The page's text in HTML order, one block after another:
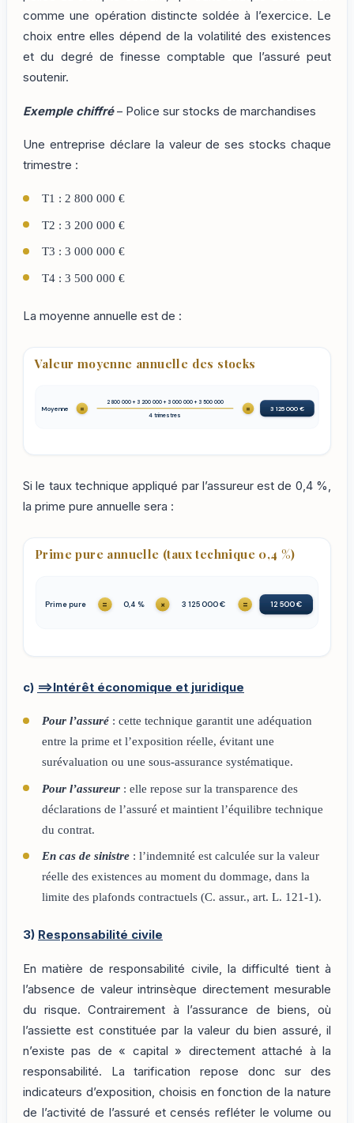
comme une opération distincte soldée à l’exercice. Le
choix entre elles dépend de la volatilité des existences
et du degré de finesse comptable que l’assuré peut
soutenir.
Exemple chiffré– Police sur stocks de marchandises
Une entreprise déclare la valeur de ses stocks chaque
trimestre :
T1 : 2 800 000 €
T2 : 3 200 000 €
T3 : 3 000 000 €
T4 : 3 500 000 €
La moyenne annuelle est de :
Valeur moyenne annuelle des stocks
Moyenne =
2 800 000 + 3 200 000 + 3 000 000 + 3 500 000
4 trimestres
= 3 125 000 €
Si le taux technique appliqué par l’assureur est de 0,4 %,
la prime pure annuelle sera :
Prime pure annuelle (taux technique 0,4 %)
Prime pure = 0,4 % × 3 125 000 € = 12 500 €
c) ==>Intérêt économique et juridique
Pour l’assuré: cette technique garantit une adéquation
entre la prime et l’exposition réelle, évitant une
surévaluation ou une sous-assurance systématique.
Pour l’assureur: elle repose sur la transparence des
déclarations de l’assuré et maintient l’équilibre technique
du contrat.
En cas de sinistre: l’indemnité est calculée sur la valeur
réelle des existences au moment du dommage, dans la
limite des plafonds contractuels (C. assur., art. L. 121-1).
3) Responsabilité civile
En matière de responsabilité civile, la difficulté tient à
l’absence de valeur intrinsèque directement mesurable
du risque. Contrairement à l’assurance de biens, où
l’assiette est constituée par la valeur du bien assuré, il
n’existe pas de « capital » directement attaché à la
responsabilité. La tarification repose donc sur des
indicateurs d’exposition, choisis en fonction de la nature
de l’activité de l’assuré et censés refléter le volume ou